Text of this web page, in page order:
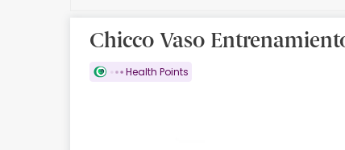
Medicamentos
Cosmética
Chicco Vaso
Health Points